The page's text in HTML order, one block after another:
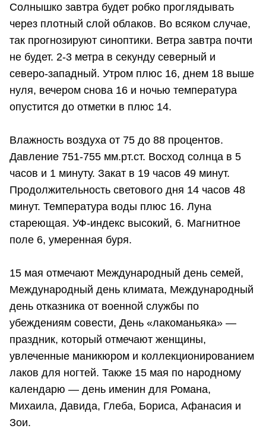
Солнышко завтра будет робко проглядывать
через плотный слой облаков. Во всяком случае,
так прогнозируют синоптики. Ветра завтра почти
не будет. 2-3 метра в секунду северный и
северо-западный. Утром плюс 16, днем 18 выше
нуля, вечером снова 16 и ночью температура
опустится до отметки в плюс 14.
Влажность воздуха от 75 до 88 процентов.
Давление 751-755 мм.рт.ст. Восход солнца в 5
часов и 1 минуту. Закат в 19 часов 49 минут.
Продолжительность светового дня 14 часов 48
минут. Температура воды плюс 16. Луна
стареющая. УФ-индекс высокий, 6. Магнитное
поле 6, умеренная буря.
15 мая отмечают Международный день семей,
Международный день климата, Международный
день отказника от военной службы по
убеждениям совести, День «лакоманьяка» —
праздник, который отмечают женщины,
увлеченные маникюром и коллекционированием
лаков для ногтей. Также 15 мая по народному
календарю — день именин для Романа,
Михаила, Давида, Глеба, Бориса, Афанасия и
Зои.